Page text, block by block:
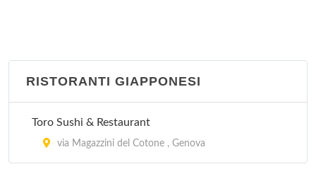
RISTORANTI GIAPPONESI
Toro Sushi & Restaurant
via Magazzini del Cotone , Genova